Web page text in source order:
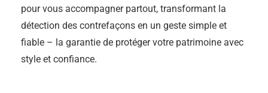
pour vous accompagner partout, transformant la
détection des contrefaçons en un geste simple et
fiable – la garantie de protéger votre patrimoine avec
style et confiance.